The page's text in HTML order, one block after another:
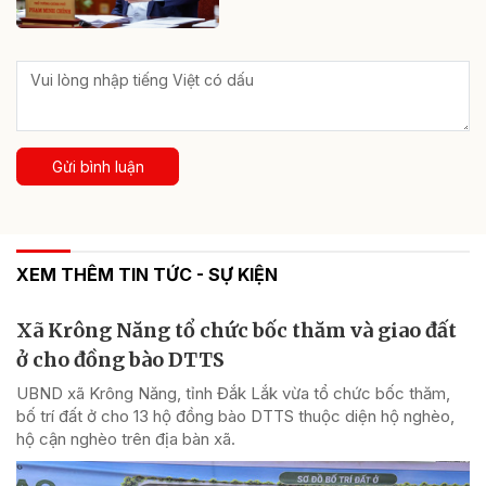
Gửi bình luận
XEM THÊM TIN TỨC - SỰ KIỆN
Xã Krông Năng tổ chức bốc thăm và giao đất
ở cho đồng bào DTTS
UBND xã Krông Năng, tỉnh Đắk Lắk vừa tổ chức bốc thăm,
bố trí đất ở cho 13 hộ đồng bào DTTS thuộc diện hộ nghèo,
hộ cận nghèo trên địa bàn xã.